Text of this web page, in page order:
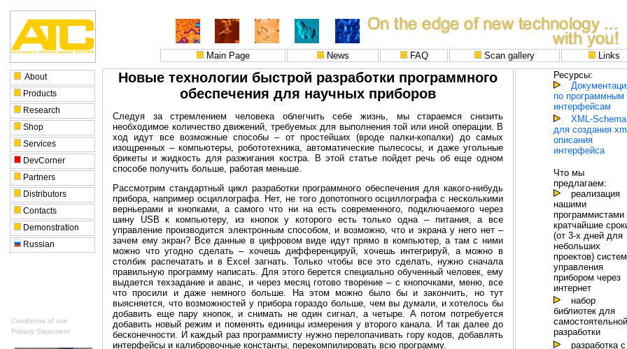
Main Page News FAQ Scan gallery Links
Conditions of use
Privacy Statement
Новые технологии быстрой разработки программного
обеспечения для научных приборов
Следуя за стремлением человека облегчить себе жизнь, мы стараемся снизить
необходимое количество движений, требуемых для выполнения той или иной операции. В
ход идут все возможные способы – от простейших (вроде палки-копалки) до самых
изощренных – компьютеры, робототехника, автоматические пылесосы, и даже угольные
брикеты и жидкость для разжигания костра. В этой статье пойдет речь об еще одном
способе получить больше, работая меньше.
Рассмотрим стандартный цикл разработки программного обеспечения для какого-нибудь
прибора, например осциллографа. Нет, не того допотопного осциллографа с несколькими
верньерами и кнопками, а самого что ни на есть современного, подключаемого через
шину USB к компьютеру, из кнопок у которого есть только одна – питания, а все
управление производится электронным способом, и возможно, что и экрана у него нет –
зачем ему экран? Все данные в цифровом виде идут прямо в компьютер, а там с ними
можно что угодно сделать – хочешь дифференцируй, хочешь интегрируй, а можно в
столбик распечатать и в Excel загнать. Только чтобы все это сделать, нужно сначала
правильную программу написать. Для этого берется специально обученный человек, ему
выдается техзадание и аванс, и через месяц готово творение – с кнопочками, меню, все
что просили и даже немного больше. На этом можно было бы и закончить, но тут
выясняется, что возможностей у прибора гораздо больше, чем вы думали, и хотелось бы
добавить еще пару кнопок, и снимать не один сигнал, а четыре. А потом потребуется
добавить новый режим и поменять единицы измерения у второго канала. И так далее до
бесконечности. И каждый раз программисту нужно перелопачивать гору кодов, добавлять
интерфейсы и калибровочные константы, перекомпилировать всю программу.
Ресурсы:
Документация
по программным
интерфейсам
XML-Schema
для создания
описания
интерфейса
Что мы
предлагаем:
реализация
нашими
программистами
кратчайшие
(от 3-х дней для
небольших
проектов)
управления
прибором через
интернет
набор
библиотек для
самостоятельной
разработки
разработка с
About
Products
Research
Shop
Services
DevCorner
Partners
Distributors
Contacts
Demonstration
Russian